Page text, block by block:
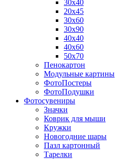
30х40
20х45
30х60
30х90
40х40
40х60
50х70
Пенокартон
Модульные картины
ФотоПостеры
ФотоПодушки
Фотоcувениры
Значки
Коврик для мыши
Кружки
Новогодние шары
Пазл картонный
Тарелки